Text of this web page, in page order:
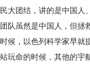
大团结，讲的是中国人
队虽然是中国人，但拯
候，以色列科学家早就
玩命的时候，其他的宇